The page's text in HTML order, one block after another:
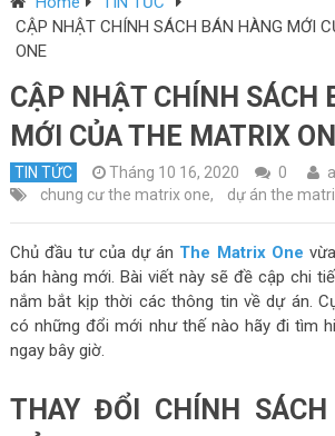
CẬP NHẬT CHÍNH SÁCH BÁN HÀNG MỚI
ONE
CẬP NHẬT CHÍNH SÁCH
MỚI CỦA THE MATRIX
TIN TỨC Tháng 10 16, 2020 0
chung cư the matrix one, dự án the
Chủ đầu tư của dự án The Matrix One
bán hàng mới. Bài viết này sẽ đề cập chi
nắm bắt kịp thời các thông tin về dự án.
có những đổi mới như thế nào hãy đi tìm
ngay bây giờ.
THAY ĐỔI CHÍNH